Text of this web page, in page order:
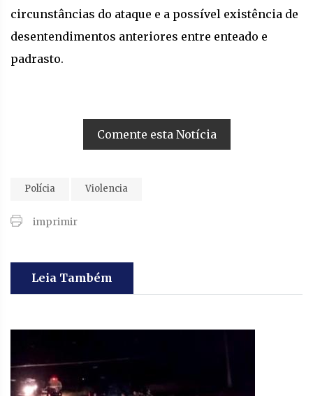
circunstâncias do ataque e a possível existência de
desentendimentos anteriores entre enteado e
padrasto.
Comente esta Notícia
Polícia Violencia
imprimir
Leia Também